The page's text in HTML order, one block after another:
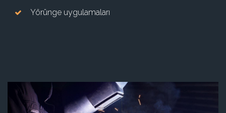
Yörünge uygulamaları